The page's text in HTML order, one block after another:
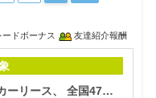
ードボーナス 友達紹介報酬
月々5,500円からの車がもらえるカーリース、 全国47都道府県対応【ニコノリ】